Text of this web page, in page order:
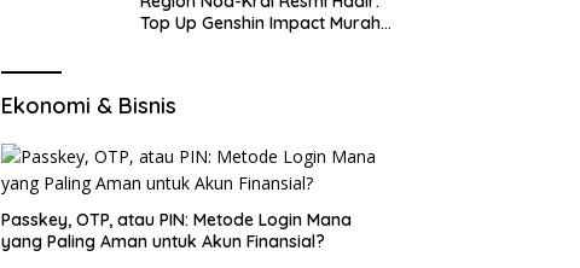
Top Up Genshin Impact Murah
Ekonomi & Bisnis
Passkey, OTP, atau PIN: Metode Login Mana
yang Paling Aman untuk Akun Finansial?